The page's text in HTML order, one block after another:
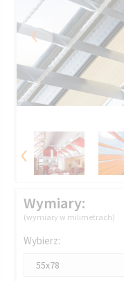
‹
‹
Wymiary:
(wymiary w milimetrach)
Wybierz: